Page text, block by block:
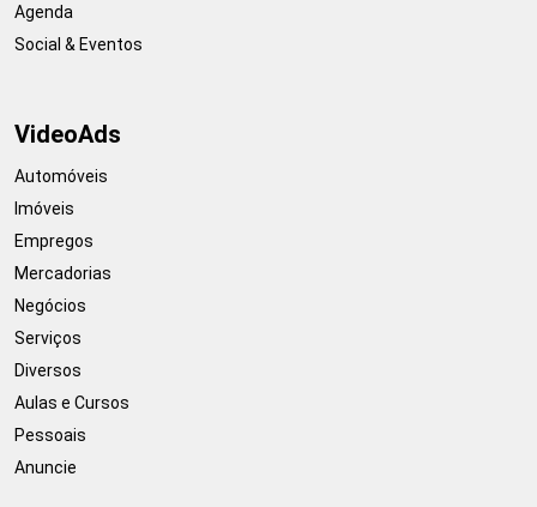
Agenda
Social & Eventos
VideoAds
Automóveis
Imóveis
Empregos
Mercadorias
Negócios
Serviços
Diversos
Aulas e Cursos
Pessoais
Anuncie